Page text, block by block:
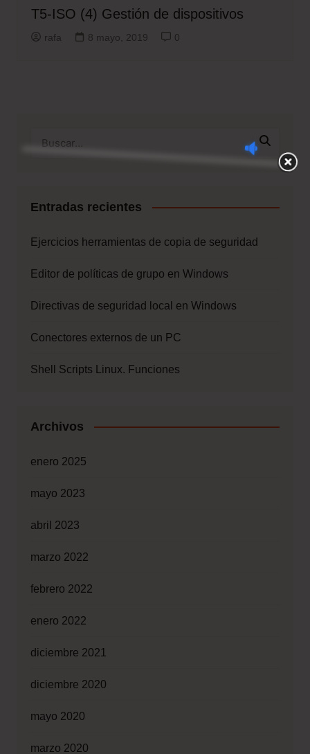
T5-ISO (4) Gestión de dispositivos
rafa 8 mayo, 2019 0
Entradas recientes
Ejercicios herramientas de copia de seguridad
Editor de políticas de grupo en Windows
Directivas de seguridad local en Windows
Conectores externos de un PC
Shell Scripts Linux. Funciones
Archivos
enero 2025
mayo 2023
abril 2023
marzo 2022
febrero 2022
enero 2022
diciembre 2021
diciembre 2020
mayo 2020
marzo 2020